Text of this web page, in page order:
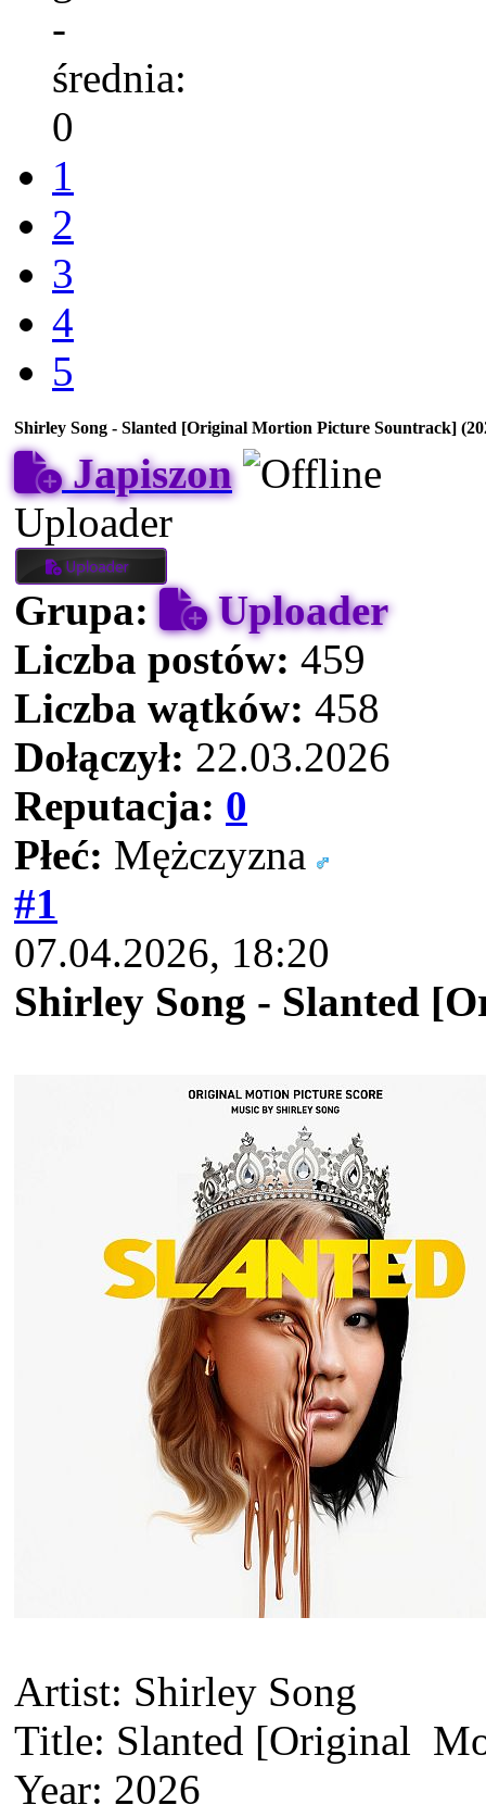
-
średnia:
0
1
2
3
4
5
Shirley Song - Slanted [Original Mortion Picture Sountrack]
Japiszon
Uploader
Grupa:
Uploader
Liczba postów: 459
Liczba wątków: 458
Dołączył: 22.03.2026
Reputacja: 0
Płeć: Mężczyzna
#1
07.04.2026, 18:20
Shirley Song - Slanted
Artist: Shirley Song
Title: Slanted [Original
Year: 2026